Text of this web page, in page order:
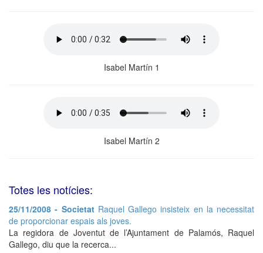
Isabel Martín 1
Isabel Martín 2
Totes les notícies:
25/11/2008 - Societat Raquel Gallego insisteix en la necessitat
de proporcionar espais als joves.
La regidora de Joventut de l’Ajuntament de Palamós, Raquel
Gallego, diu que la recerca...